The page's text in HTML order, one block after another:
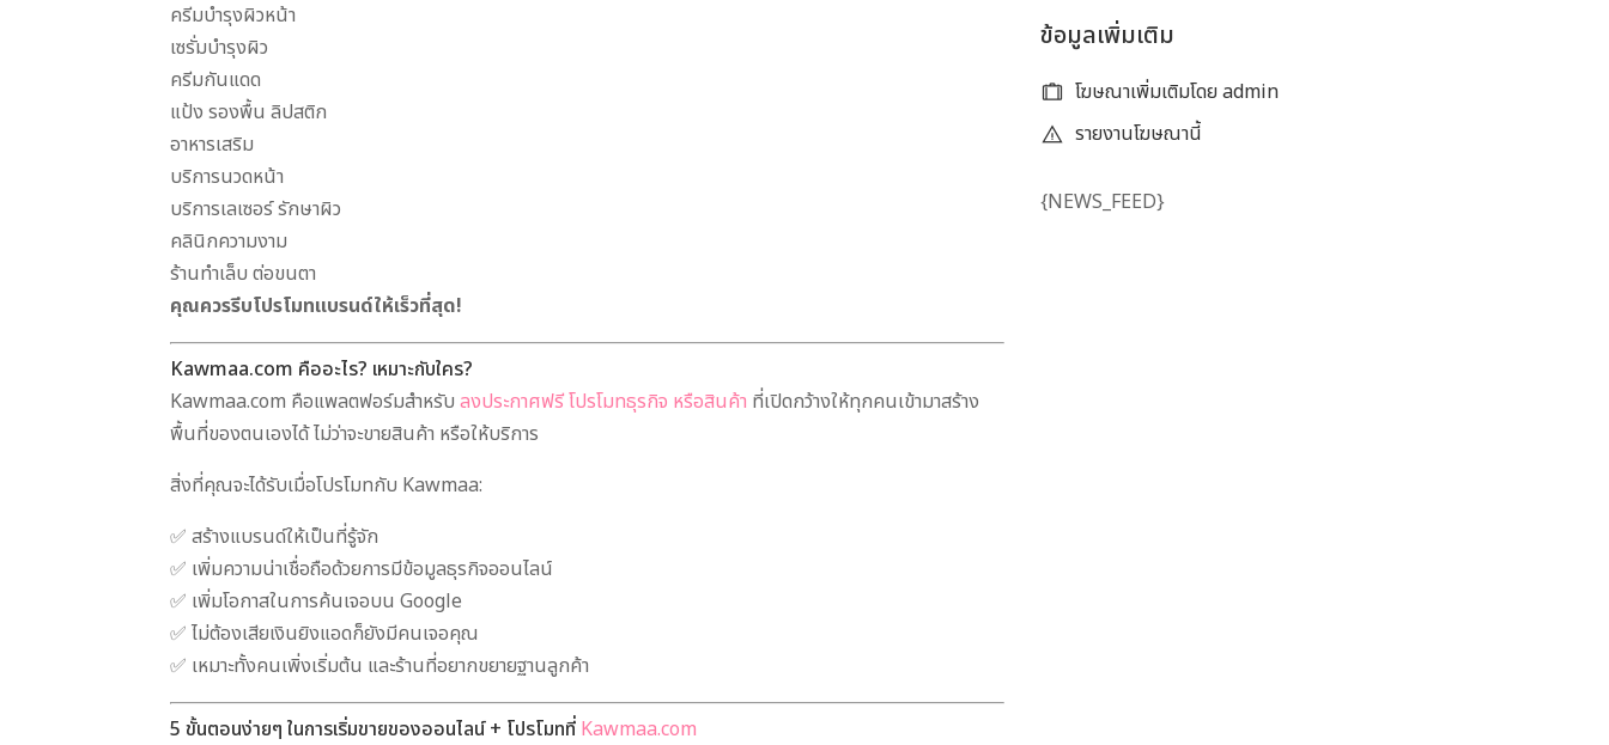
ครีมบำรุงผิวหน้า
เซรั่มบำรุงผิว
ครีมกันแดด
แป้ง รองพื้น ลิปสติก
อาหารเสริม
บริการนวดหน้า
บริการเลเซอร์ รักษาผิว
คลินิกความงาม
ร้านทำเล็บ ต่อขนตา
คุณควรรีบโปรโมทแบรนด์ให้เร็วที่สุด!
Kawmaa.com คืออะไร? เหมาะกับใคร?
Kawmaa.com คือแพลตฟอร์มสำหรับ ลงประกาศฟรี โปรโมทธุรกิจ หรือสินค้า ที่เปิดกว้างให้ทุกคนเข้ามาสร้าง
พื้นที่ของตนเองได้ ไม่ว่าจะขายสินค้า หรือให้บริการ
สิ่งที่คุณจะได้รับเมื่อโปรโมทกับ Kawmaa:
✅ สร้างแบรนด์ให้เป็นที่รู้จัก
✅ เพิ่มความน่าเชื่อถือด้วยการมีข้อมูลธุรกิจออนไลน์
✅ เพิ่มโอกาสในการค้นเจอบน Google
✅ ไม่ต้องเสียเงินยิงแอดก็ยังมีคนเจอคุณ
✅ เหมาะทั้งคนเพิ่งเริ่มต้น และร้านที่อยากขยายฐานลูกค้า
5 ขั้นตอนง่ายๆ ในการเริ่มขายของออนไลน์ + โปรโมทที่ Kawmaa.com
ข้อมูลเพิ่มเติม
โฆษณาเพิ่มเติมโดย admin
รายงานโฆษณานี้
{NEWS_FEED}